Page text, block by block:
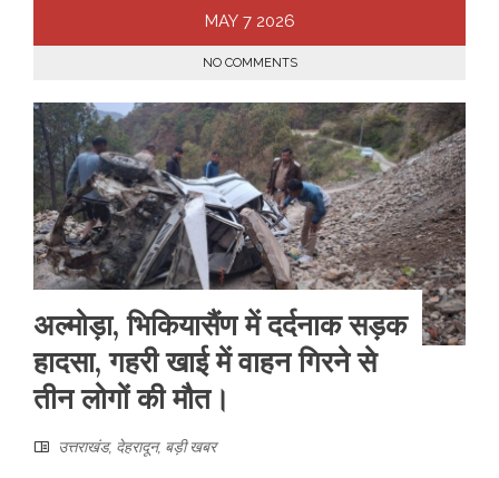
MAY 7 2026
NO COMMENTS
अल्मोड़ा, भिकियासैंण में दर्दनाक सड़क
हादसा, गहरी खाई में वाहन गिरने से
तीन लोगों की मौत।
उत्तराखंड, देहरादून, बड़ी खबर